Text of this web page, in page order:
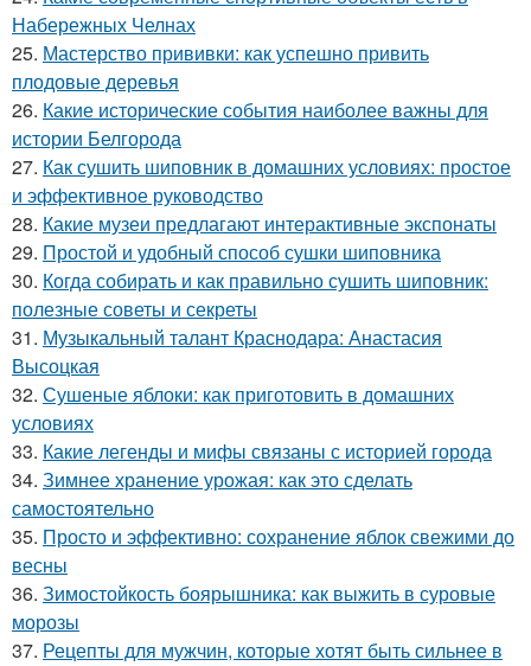
Набережных Челнах
25. Мастерство прививки: как успешно привить
плодовые деревья
26. Какие исторические события наиболее важны для
истории Белгорода
27. Как сушить шиповник в домашних условиях: простое
и эффективное руководство
28. Какие музеи предлагают интерактивные экспонаты
29. Простой и удобный способ сушки шиповника
30. Когда собирать и как правильно сушить шиповник:
полезные советы и секреты
31. Музыкальный талант Краснодара: Анастасия
Высоцкая
32. Сушеные яблоки: как приготовить в домашних
условиях
33. Какие легенды и мифы связаны с историей города
34. Зимнее хранение урожая: как это сделать
самостоятельно
35. Просто и эффективно: сохранение яблок свежими до
весны
36. Зимостойкость боярышника: как выжить в суровые
морозы
37. Рецепты для мужчин, которые хотят быть сильнее в